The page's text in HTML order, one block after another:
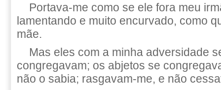
Portava-me como se ele fora meu
lamentando e muito encurvado, como
mãe.
Mas eles com a minha adversidade
congregavam; os abjetos se
não o sabia; rasgavam-me, e não